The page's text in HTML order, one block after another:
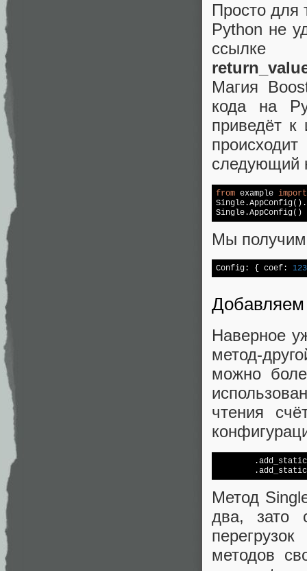
Просто для
Python не
Магия
кода на
приведёт к
следующий
from example import
Мы
Config: { coef:
Добавляем
Наверное
метод-
можно
чтения
Метод
два, зато
методов